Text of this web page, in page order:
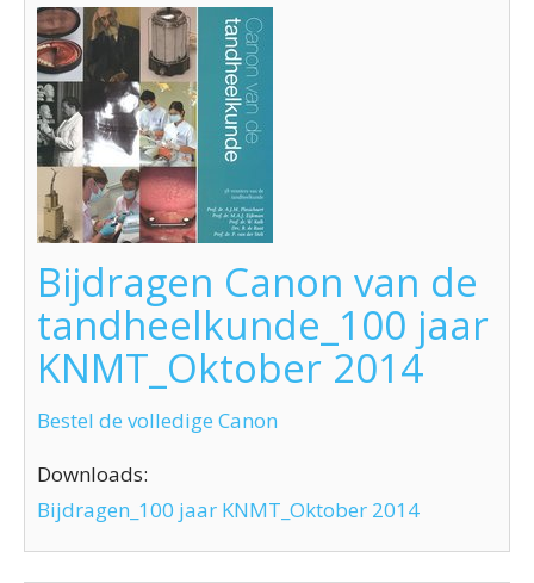
Bijdragen Canon van de
tandheelkunde_100 jaar
KNMT_Oktober 2014
Bestel de volledige Canon
Downloads:
Bijdragen_100 jaar KNMT_Oktober 2014